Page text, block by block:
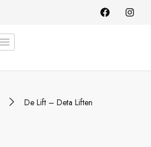
De Lift – Deta Liften